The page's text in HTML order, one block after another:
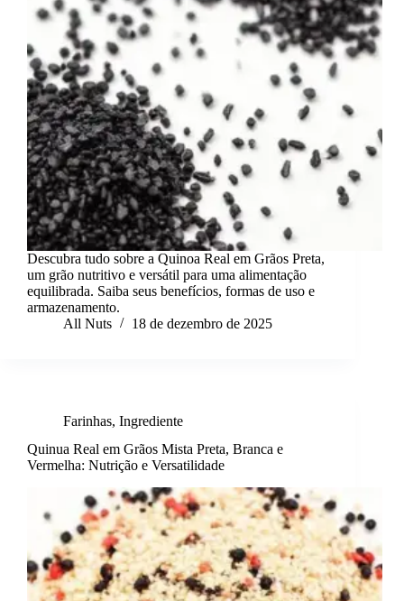
Descubra tudo sobre a Quinoa Real em Grãos Preta,
um grão nutritivo e versátil para uma alimentação
equilibrada. Saiba seus benefícios, formas de uso e
armazenamento.
All Nuts
18 de dezembro de 2025
Farinhas, Ingrediente
Quinua Real em Grãos Mista Preta, Branca e
Vermelha: Nutrição e Versatilidade